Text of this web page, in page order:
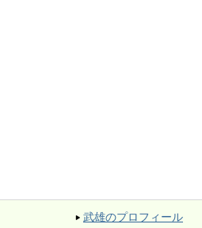
武雄のプロフィール